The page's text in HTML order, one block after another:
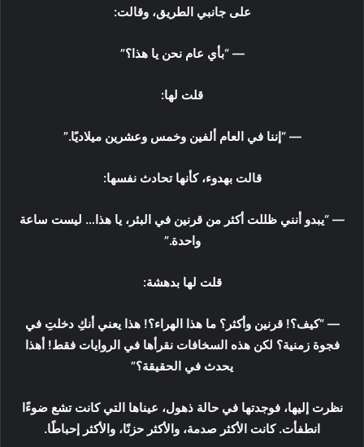
على جانبي الطريق، وقالت:
— “بأي عام نحن يا هذا؟”
قلت لها:
— “إننا في العام ألفين وخمس وعشرين ميلاديًا.”
قالت بهدوء، كأنها تحادث نفسها:
— “يبدو أنني ظللت أكثر من قرنين في البئر، يا هذا… ليست ساعة
واحدة.”
قلت لها بدهشة:
— “كيف؟! قرنين وأكثر؟ ما هذا الهراء؟! هذا يعني أنكِ دخلتِ في
فجوة زمنية؟ لكن هذه السخافات نقرأها في الروايات فقط! أهذا
يحدث في الحقيقة؟”
نظرت إليها، فوجدتها في حالة ذهول، عيناها التي كانت تشع ضوءًا
انطفأت. كانت الأكثر صدمة، والأكثر حزنًا، والأكثر إحباطًا.